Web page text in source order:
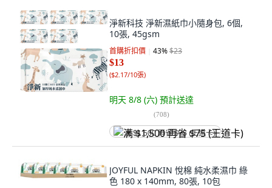
淨新科技 淨新濕紙巾小隨身包, 6個,
10張, 45gsm
首購折扣價 43%$23
$13
($2.17/10張)
明天 8/8 (六) 預計送達
(708)
满 $1,500 再省 $75 (王道卡)
JOYFUL NAPKIN 悅棉 純水柔濕巾 綠
色 180 x 140mm, 80張, 10包